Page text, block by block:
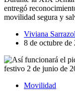
entregó
movilidad segura y
Viviana
8 de octubre de
Movilidad